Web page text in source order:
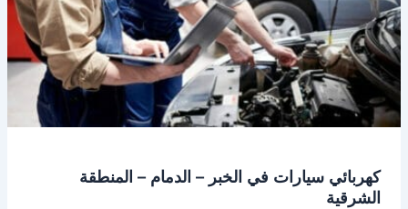
كهربائي سيارات في الخبر – الدمام – المنطقة
الشرقية
–
المنطقة
الشرقية